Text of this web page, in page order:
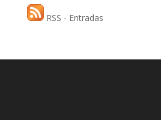
RSS - Entradas